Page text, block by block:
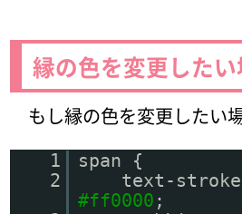
縁の色を変更した
もし縁の色を変更したい
1
span {
2
text-
#ff0000 ;